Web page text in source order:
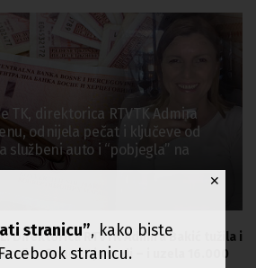
TK, direktorica RTVTK Admira
odnijela pečat i ključeve od
službeni auto i “pobjegla” na
Direktorica RTVTK Admira Bakić tužila i
račun firme koju vodi – i uzela 16.000
✕
stranicu”, kako biste
stranicu.